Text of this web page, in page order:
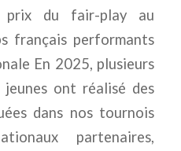
prix du fair-play au
français performants
En 2025, plusieurs
jeunes ont réalisé des
dans nos tournois
partenaires,